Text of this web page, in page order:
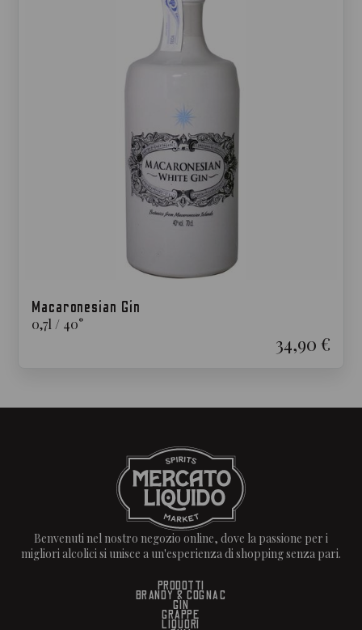
Macaronesian Gin
0,7l / 40°
34,90 €
Benvenuti nel nostro negozio online, dove la passione per i
migliori alcolici si unisce a un'esperienza di shopping senza pari.
PRODOTTI
BRANDY & COGNAC
GIN
GRAPPE
LIQUORI